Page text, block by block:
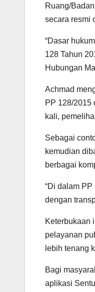
Ruang/
secara resmi
“Dasar
128 Tahun
Hubungan
Achmad
PP 128/2015
kali,
Sebagai
kemudian
berbagai
“Di dalam
dengan
Keterbukaan
pelayanan
lebih tenang
Bagi
aplikasi